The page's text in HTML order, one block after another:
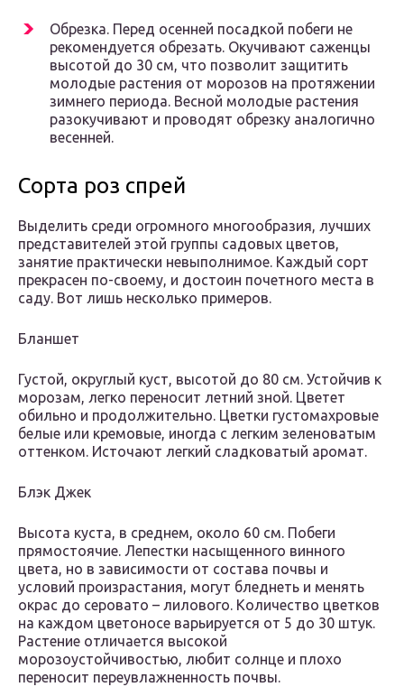
Обрезка. Перед осенней посадкой побеги не
рекомендуется обрезать. Окучивают саженцы
высотой до 30 см, что позволит защитить
молодые растения от морозов на протяжении
зимнего периода. Весной молодые растения
разокучивают и проводят обрезку аналогично
весенней.
Сорта роз спрей
Выделить среди огромного многообразия, лучших
представителей этой группы садовых цветов,
занятие практически невыполнимое. Каждый сорт
прекрасен по-своему, и достоин почетного места в
саду. Вот лишь несколько примеров.
Бланшет
Густой, округлый куст, высотой до 80 см. Устойчив к
морозам, легко переносит летний зной. Цветет
обильно и продолжительно. Цветки густомахровые
белые или кремовые, иногда с легким зеленоватым
оттенком. Источают легкий сладковатый аромат.
Блэк Джек
Высота куста, в среднем, около 60 см. Побеги
прямостоячие. Лепестки насыщенного винного
цвета, но в зависимости от состава почвы и
условий произрастания, могут бледнеть и менять
окрас до серовато – лилового. Количество цветков
на каждом цветоносе варьируется от 5 до 30 штук.
Растение отличается высокой
морозоустойчивостью, любит солнце и плохо
переносит переувлажненность почвы.